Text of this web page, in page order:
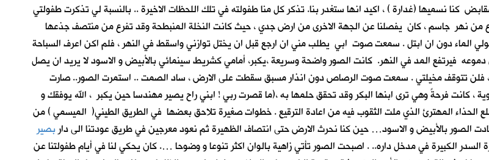
كنا نسميها (غدارة ) ، اكيد انها ستغدر بنا. تذكر كل منا طفولته في تلك اللحظات الاخيرة .. بالنسبة لي تذكرت طفولتي
نهر جاسم ، كان يفصلنا عن الجهة الاخرى من ارض جدي ، حيث كانت النخلة المنبطحة وقد تفرع من منتصف جذعها
الماء دون ان ابتل . سمعت صوت ابي يطلب مني ان ارجع قبل ان يختل توازني واسقط في النهر ، فلم اكن اعرف السباحة
فيرتفع المد في النهر. كانت الصور واضحة وسريعة ،يكبر، أمامي كشريط سينمائي بالأبيض و الاسود لا يريد ان يصل
، فلن تتوقف مخيلتي . سمعت صوت الرصاص دون انذار مسبق سقطت على الارض ، ساد الصمت .. استمرت الصور.. صارت
، كانت فرحةً وهي ترى ابنها البكر وقد تحقق حلمها به ،(ما قصرت ربي ! ابني راح يصير مهندسا حين يكبر ، الله يوفقك و
الحذاء المهترئ الذي ملت الثقوب فيه من اعادة الترقيع . خطوات صغيرة تلاحق بعضها في الطريق الطيني( الميسمي ) من
الصور بالأبيض و الاسود… حين كنا نحرث الارض حتى انتصاف الظهيرة ثم نعود معرجين في طريق عودتنا الى داربصير
الكبيرة في مدخل داره.. . اصبحت الصور تأتي زاهية بالوان اكثر تنوعا و وضوحا …. كان يحكي لنا في أيام طفولتنا عن